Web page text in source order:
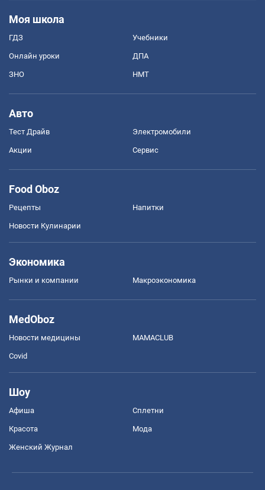
Моя школа
ГДЗ Учебники
Онлайн уроки ДПА
ЗНО НМТ
Авто
Тест Драйв Электромобили
Акции Сервис
Food Oboz
Рецепты Напитки
Новости Кулинарии
Экономика
Рынки и компании Mакроэкономика
MedOboz
Новости медицины MAMACLUB
Covid
Шоу
Афиша Сплетни
Красота Мода
Женский Журнал